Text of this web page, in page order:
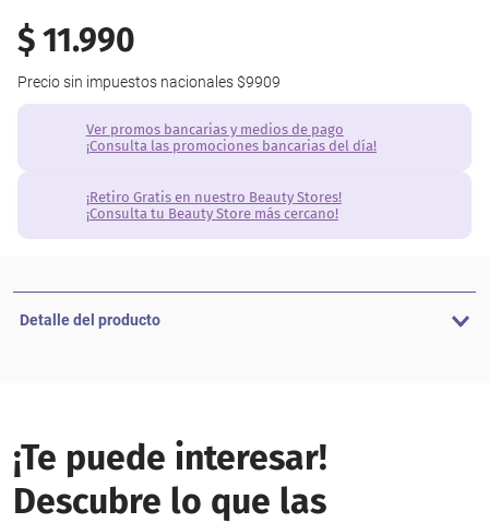
$11.990
Precio sin impuestos nacionales $9909
Ver promos bancarias y medios de pago
¡Consulta las promociones bancarias del día!
¡Retiro Gratis en nuestro Beauty Stores!
¡Consulta tu Beauty Store más cercano!
Detalle del producto
¡Te puede interesar!
Descubre lo que las
10